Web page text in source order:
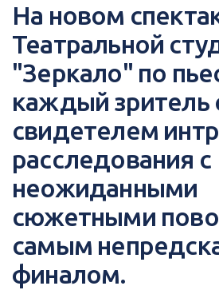
На новом
Театральной
"Зеркало" по
каждый зритель
свидетелем
расследования с
неожиданными
сюжетными
самым
финалом.